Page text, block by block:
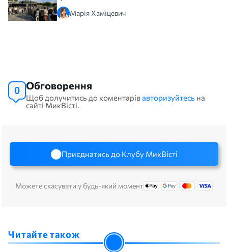
Марія Хаміцевич
0 Обговорення
Щоб долучитись до коментарівавторизуйтесь на
сайті МикВісті.
Приєднатись до Клубу МикВісті
Можете скасувати у будь-який момент
Читайте також